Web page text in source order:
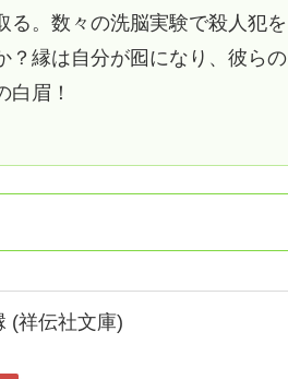
る。数々の洗脳実験で殺人犯を
？縁は自分が囮になり、彼らの
眉！
(祥伝社文庫)